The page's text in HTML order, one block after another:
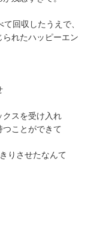
回収したうえで、
れたハッピーエン
クスを受け入れ
つことができて
りさせたなんて